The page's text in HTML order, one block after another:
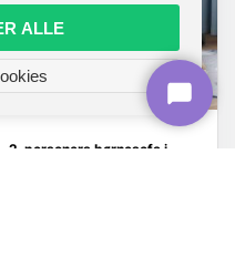
2-personers børnesofa i
ALLE